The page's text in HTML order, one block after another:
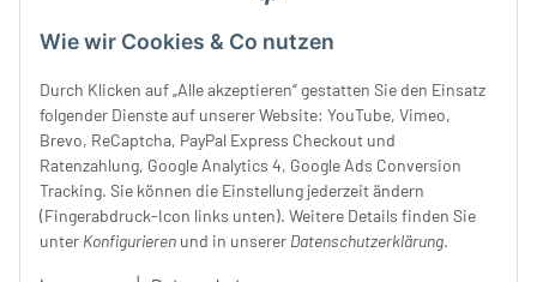
Wie wir Cookies & Co nutzen
Durch Klicken auf „Alle akzeptieren“ gestatten Sie den Einsatz
folgender Dienste auf unserer Website: YouTube, Vimeo,
Brevo, ReCaptcha, PayPal Express Checkout und
Ratenzahlung, Google Analytics 4, Google Ads Conversion
Tracking. Sie können die Einstellung jederzeit ändern
(Fingerabdruck-Icon links unten). Weitere Details finden Sie
unter Konfigurieren und in unserer Datenschutzerklärung.
Donnerstag:
10 - 18 Uhr
Samstag:
10 - 14 Uhr
Unser Service
Rechtliches